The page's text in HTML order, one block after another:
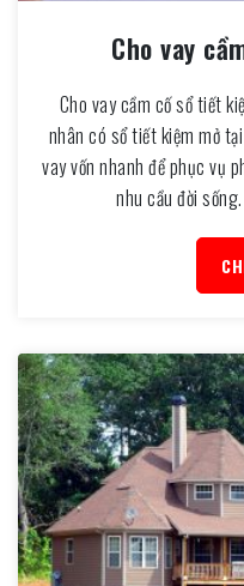
Cho vay
Cho vay cầm cố sổ tiết
nhân có sổ tiết kiệm mở
vay vốn nhanh để phục vụ
nhu cầu đời